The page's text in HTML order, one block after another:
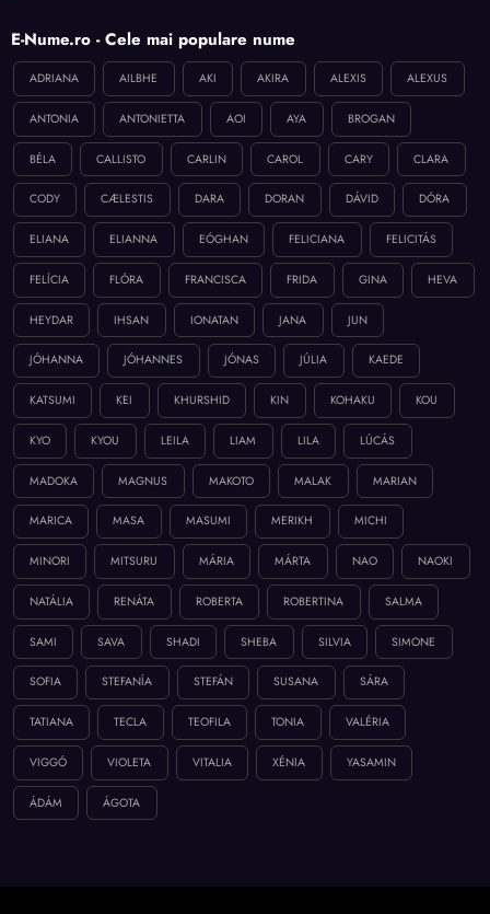
E-Nume.ro - Cele mai populare nume
ADRIANA AILBHE AKI AKIRA ALEXIS ALEXUS
ANTONIA ANTONIETTA AOI AYA BROGAN
BÉLA CALLISTO CARLIN CAROL CARY CLARA
CODY CÆLESTIS DARA DORAN DÁVID DÓRA
ELIANA ELIANNA EÓGHAN FELICIANA FELICITÁS
FELÍCIA FLÓRA FRANCISCA FRIDA GINA HEVA
HEYDAR IHSAN IONATAN JANA JUN
JÓHANNA JÓHANNES JÓNAS JÚLIA KAEDE
KATSUMI KEI KHURSHID KIN KOHAKU KOU
KYO KYOU LEILA LIAM LILA LÚCÁS
MADOKA MAGNUS MAKOTO MALAK MARIAN
MARICA MASA MASUMI MERIKH MICHI
MINORI MITSURU MÁRIA MÁRTA NAO NAOKI
NATÁLIA RENÁTA ROBERTA ROBERTINA SALMA
SAMI SAVA SHADI SHEBA SILVIA SIMONE
SOFIA STEFANÍA STEFÁN SUSANA SÁRA
TATIANA TECLA TEOFILA TONIA VALÉRIA
VIGGÓ VIOLETA VITALIA XÉNIA YASAMIN
ÁDÁM ÁGOTA